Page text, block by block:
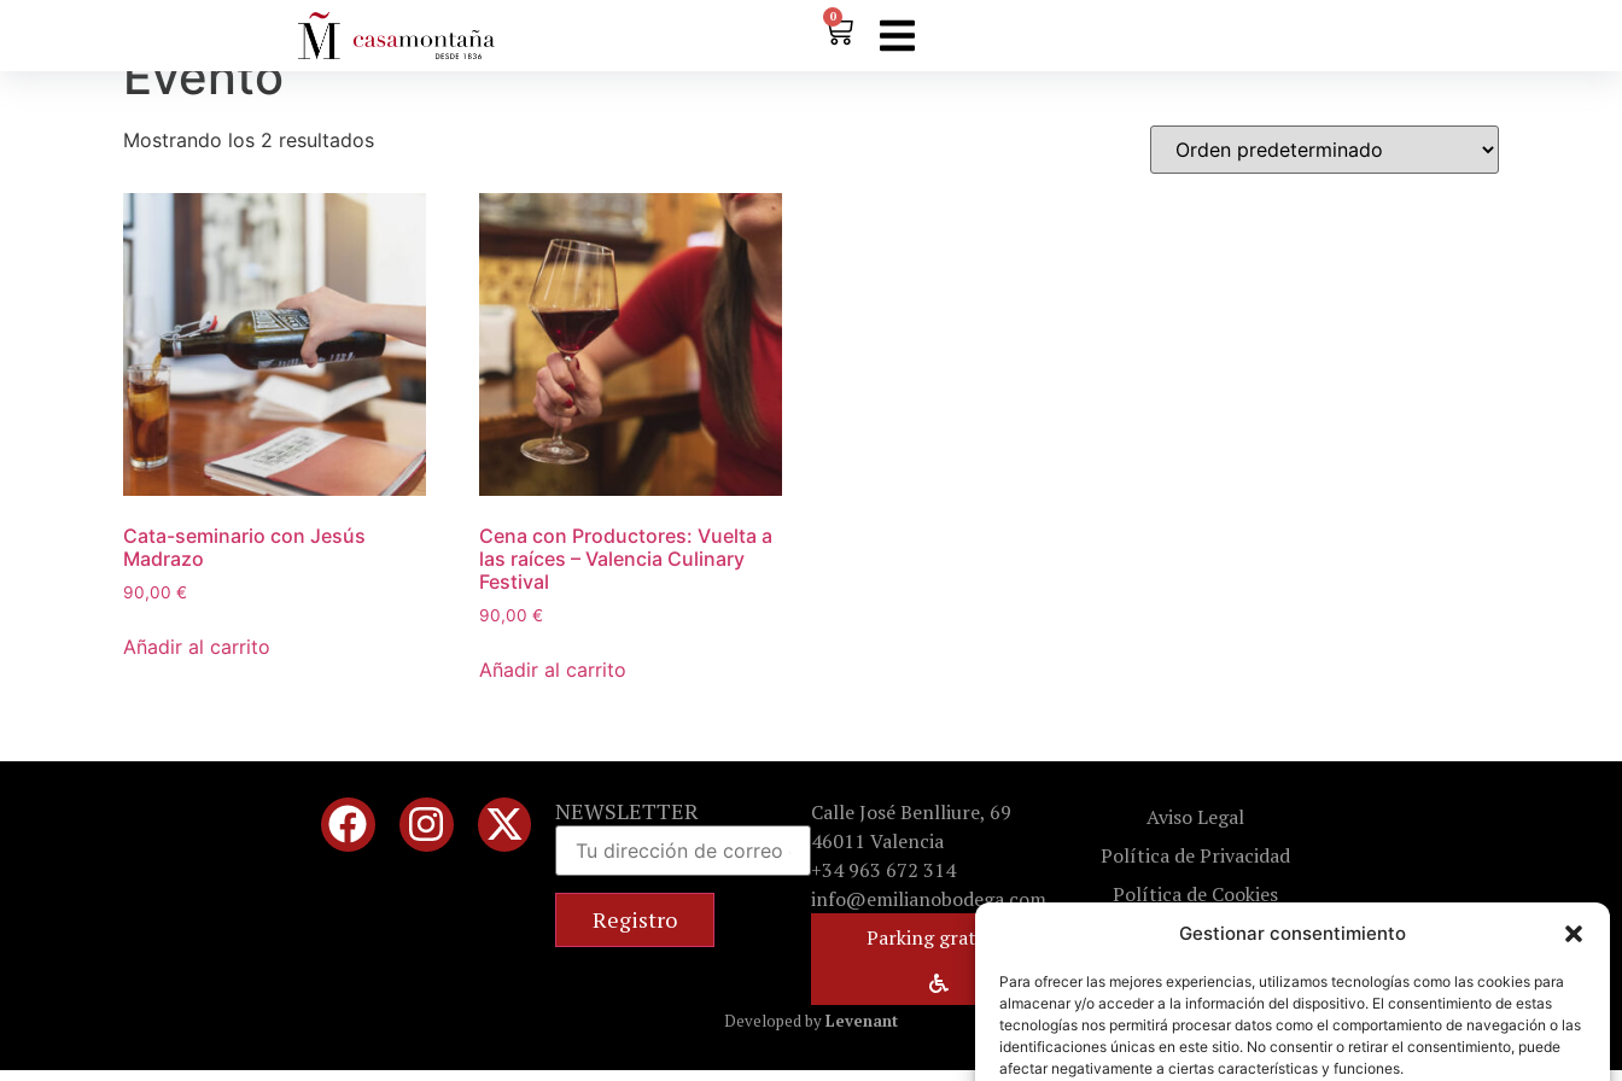
Gestionar consentimiento
Para ofrecer las mejores experiencias, utilizamos tecnologías como las cookies para
almacenar y/o acceder a la información del dispositivo. El consentimiento de estas
tecnologías nos permitirá procesar datos como el comportamiento de navegación o las
identificaciones únicas en este sitio. No consentir o retirar el consentimiento, puede
afectar negativamente a ciertas características y funciones.
0
Evento
Mostrando los 2 resultados
Cata-seminario con Jesús
Madrazo
90,00 €
Añadir al carrito
Cena con Productores: Vuelta a
las raíces – Valencia Culinary
Festival
90,00 €
Añadir al carrito
NEWSLETTER
Calle José Benlliure, 69
46011 Valencia
+34 963 672 314
info@emilianobodega.com
Parking gratuito
Aviso Legal
Política de Privacidad
Política de Cookies
Developed byLevenant